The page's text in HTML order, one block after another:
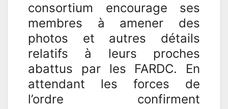
consortium encourage ses
membres à amener des
photos et autres détails
relatifs à leurs proches
abattus par les FARDC. En
attendant les forces de
l’ordre confirment